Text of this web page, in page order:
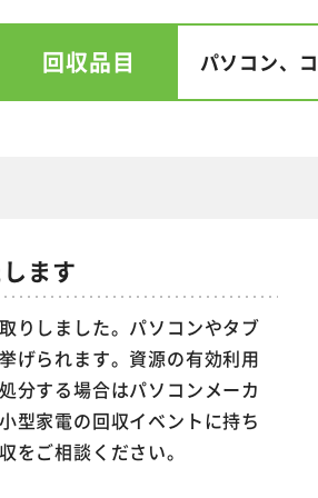
回収品目 パソコン、
ます
りしました。パソコンやタブ
げられます。資源の有効利用
分する場合はパソコンメーカ
型家電の回収イベントに持ち
ご相談ください。